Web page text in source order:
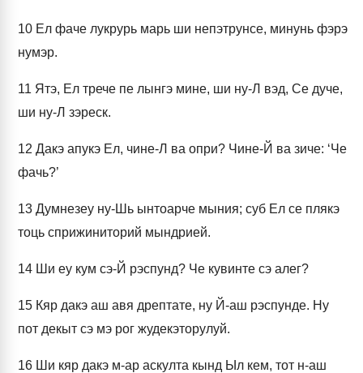
10 Ел фаче лукрурь марь ши непэтрунсе, минунь фэрэ
нумэр.
11 Ятэ, Ел трече пе лынгэ мине, ши ну-Л вэд, Се дуче,
ши ну-Л зэреск.
12 Дакэ апукэ Ел, чине-Л ва опри? Чине-Й ва зиче: ‘Че
фачь?’
13 Думнезеу ну-Шь ынтоарче мыния; суб Ел се плякэ
тоць сприжиниторий мындрией.
14 Ши еу кум сэ-Й рэспунд? Че кувинте сэ алег?
15 Кяр дакэ аш авя дрептате, ну Й-аш рэспунде. Ну
пот декыт сэ мэ рог жудекэторулуй.
16 Ши кяр дакэ м-ар аскулта кынд Ыл кем, тот н-аш